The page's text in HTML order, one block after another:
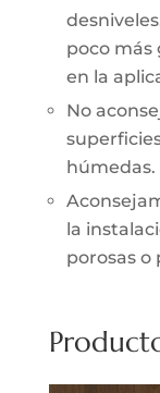
poco más
en la
No
húmedas.
la
porosas o